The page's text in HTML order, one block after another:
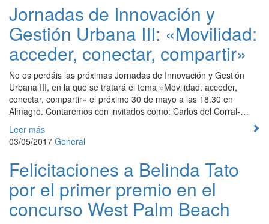
Jornadas de Innovación y
Gestión Urbana III: «Movilidad:
acceder, conectar, compartir»
No os perdáis las próximas Jornadas de Innovación y Gestión
Urbana III, en la que se tratará el tema «Movilidad: acceder,
conectar, compartir» el próximo 30 de mayo a las 18.30 en
Almagro. Contaremos con invitados como: Carlos del Corral-…
Leer más
03/05/2017 General
Felicitaciones a Belinda Tato
por el primer premio en el
concurso West Palm Beach